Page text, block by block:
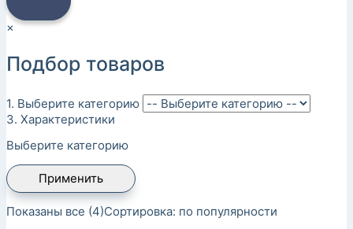
×
Подбор товаров
1. Выберите категорию
3. Характеристики
Выберите категорию
Применить
Показаны все (4)Сортировка: по популярности